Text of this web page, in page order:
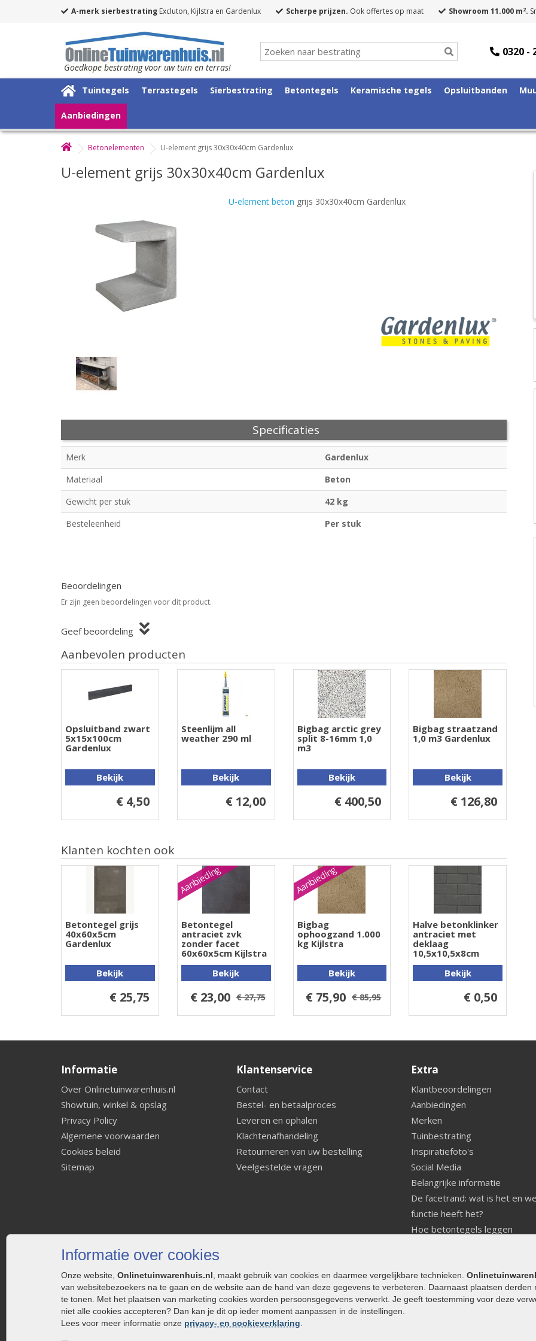
Informatie over cookies
Onze website, Onlinetuinwarenhuis.nl , maakt gebruik van cookies en daarmee vergelijkbare technieken.
van websitebezoekers na te gaan en de website aan de hand van deze gegevens te verbeteren. Daarnaast plaatsen
te tonen. Met het plaatsen van marketing cookies worden persoonsgegevens verwerkt. Je geeft toestemming voor deze
niet alle cookies accepteren? Dan kan je dit op ieder moment aanpassen in de instellingen.
Lees voor meer informatie onze privacy- en cookieverklaring
A-merk sierbestrating Excluton, Kijlstra en Gardenlux Scherpe prijzen. Ook offertes op maat Showroom 11.000 m2.
Goedkope bestrating voor uw tuin en terras!
0320 -
Tuintegels Terrastegels Sierbestrating Betontegels Keramische tegels Opsluitbanden
Aanbiedingen
Betonelementen U-element grijs 30x30x40cm Gardenlux
U-element grijs 30x30x40cm Gardenlux
U-element beton grijs 30x30x40cm Gardenlux
Specificaties
Merk
Gardenlux
Materiaal
Beton
Gewicht per stuk
42 kg
Besteleenheid
Per stuk
Beoordelingen
Er zijn geen beoordelingen voor dit product.
Geef beoordeling
Aanbevolen producten
Opsluitband zwart
5x15x100cm
Gardenlux
Bekijk
€ 4,50
Steenlijm all
weather 290 ml
Bekijk
€ 12,00
Bigbag arctic grey
split 8-16mm 1,0
m3
Bekijk
€ 400,50
Bigbag straatzand
1,0 m3 Gardenlux
Bekijk
€ 126,80
Klanten kochten ook
Betontegel grijs
40x60x5cm
Gardenlux
Bekijk
€ 25,75
Aanbieding
Betontegel
antraciet zvk
zonder facet
60x60x5cm Kijlstra
Bekijk
€ 23,00 € 27,75
Aanbieding
Bigbag
ophoogzand 1.000
kg Kijlstra
Bekijk
€ 75,90 € 85,95
Halve betonklinker
antraciet met
deklaag
10,5x10,5x8cm
Bekijk
€ 0,50
Informatie
Over Onlinetuinwarenhuis.nl
Showtuin, winkel & opslag
Privacy Policy
Algemene voorwaarden
Cookies beleid
Sitemap
Klantenservice
Contact
Bestel- en betaalproces
Leveren en ophalen
Klachtenafhandeling
Retourneren van uw bestelling
Veelgestelde vragen
Extra
Klantbeoordelingen
Aanbiedingen
Merken
Tuinbestrating
Inspiratiefoto's
Social Media
Belangrijke informatie
De facetrand: wat is het en
functie heeft het?
Hoe betontegels leggen
Welke tuinstijl past bij mij
Strakke tuin inrichten
Legverbanden gebakken